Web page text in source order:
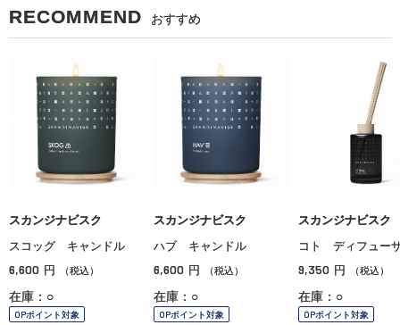
RECOMMEND おすすめ
スカンジナビスク
スコッグ キャンドル
6,600 円 （税込）
在庫：○
OPポイント対象
スカンジナビスク
ハブ キャンドル
6,600 円 （税込）
在庫：○
OPポイント対象
スカンジナビスク
コト ディフュー
9,350 円 （税込）
在庫：○
OPポイント対象